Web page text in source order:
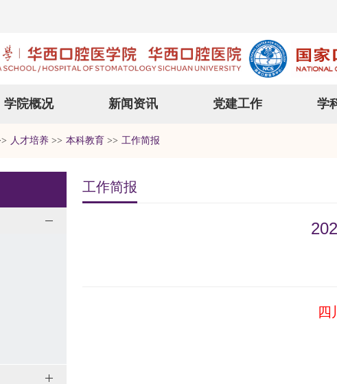
学院概况 新闻资讯 党建工作 学
人才培养 >> 本科教育 >> 工作简报
工作简报
四